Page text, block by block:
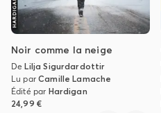
Noir comme la neige
DeLilja Sigurdardottir
Lu parCamille Lamache
Édité par Hardigan
24,99 €